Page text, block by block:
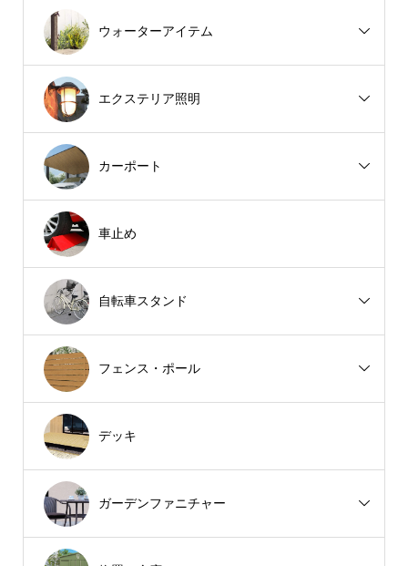
ウォーターアイテム
エクステリア照明
カーポート
車止め
自転車スタンド
フェンス・ポール
デッキ
ガーデンファニチャー